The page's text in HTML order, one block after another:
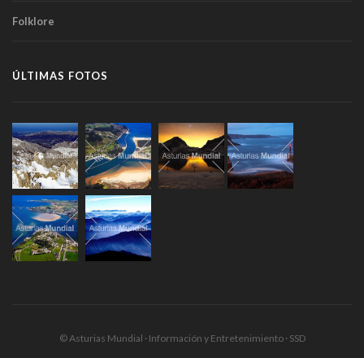
Folklore
ÚLTIMAS FOTOS
© Asturias Mundial · Información y Entretenimiento · SSD